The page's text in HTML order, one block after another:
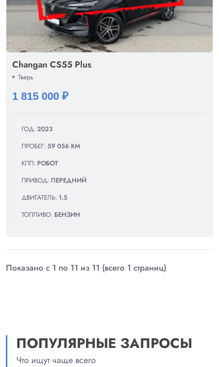
Changan CS55 Plus
Тверь
1 815 000 ₽
ГОД: 2023
ПРОБЕГ: 59 056 КМ
КПП: РОБОТ
ПРИВОД: ПЕРЕДНИЙ
ДВИГАТЕЛЬ: 1.5
ТОПЛИВО: БЕНЗИН
Показано с 1 по 11 из 11 (всего 1 страниц)
ПОПУЛЯРНЫЕ ЗАПРОСЫ
Что ищут чаще всего